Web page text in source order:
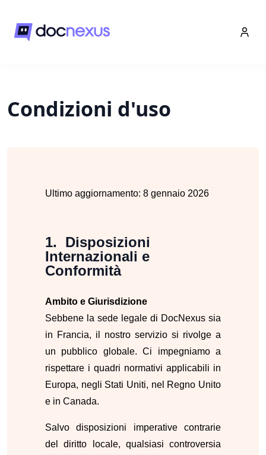
Condizioni d'uso
Ultimo aggiornamento: 8 gennaio 2026
Disposizioni
Internazionali e
Conformità
Ambito e Giurisdizione
Sebbene la sede legale di DocNexus sia
in Francia, il nostro servizio si rivolge a
un pubblico globale. Ci impegniamo a
rispettare i quadri normativi applicabili in
Europa, negli Stati Uniti, nel Regno Unito
e in Canada.
Salvo disposizioni imperative contrarie
del diritto locale, qualsiasi controversia